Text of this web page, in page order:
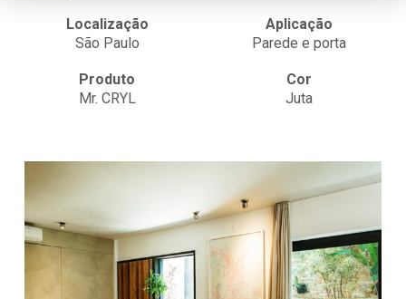
Localização
São Paulo
Aplicação
Parede e porta
Produto
Mr. CRYL
Cor
Juta